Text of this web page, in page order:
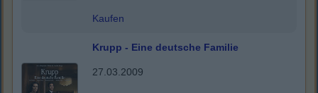
Kaufen
Krupp - Eine deutsche Familie
27.03.2009